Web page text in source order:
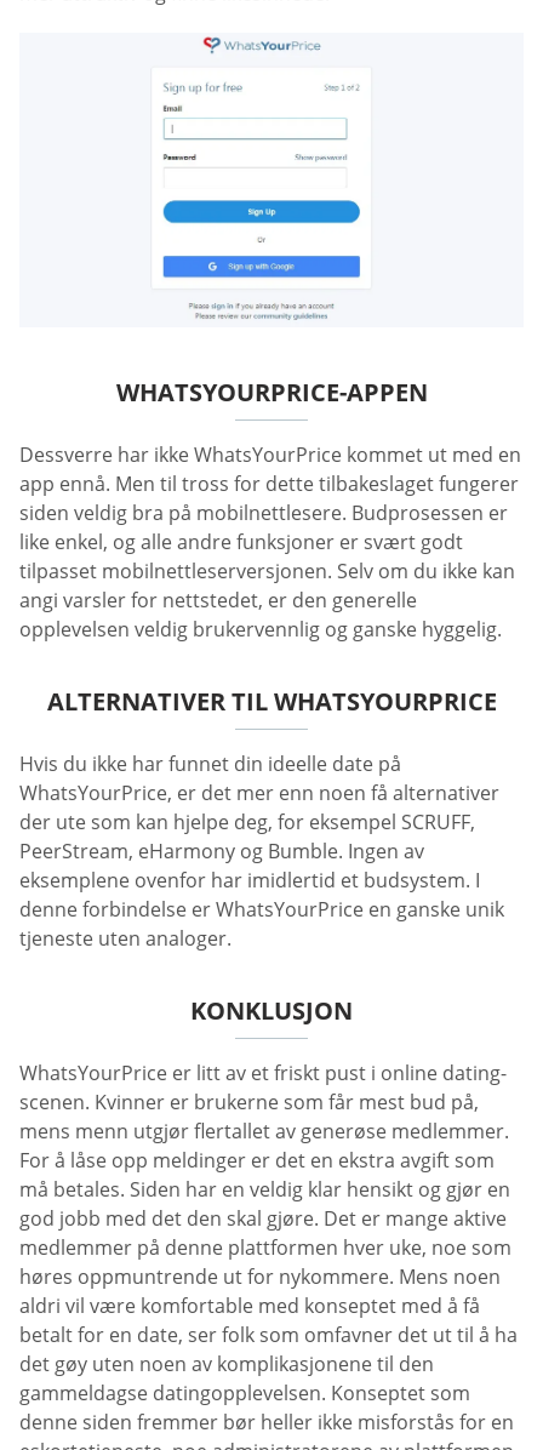
WHATSYOURPRICE-APPEN
Dessverre har ikke WhatsYourPrice kommet ut med en
app ennå. Men til tross for dette tilbakeslaget fungerer
siden veldig bra på mobilnettlesere. Budprosessen er
like enkel, og alle andre funksjoner er svært godt
tilpasset mobilnettleserversjonen. Selv om du ikke kan
angi varsler for nettstedet, er den generelle
opplevelsen veldig brukervennlig og ganske hyggelig.
ALTERNATIVER TIL WHATSYOURPRICE
Hvis du ikke har funnet din ideelle date på
WhatsYourPrice, er det mer enn noen få alternativer
der ute som kan hjelpe deg, for eksempel SCRUFF,
PeerStream, eHarmony og Bumble. Ingen av
eksemplene ovenfor har imidlertid et budsystem. I
denne forbindelse er WhatsYourPrice en ganske unik
tjeneste uten analoger.
KONKLUSJON
WhatsYourPrice er litt av et friskt pust i online dating-
scenen. Kvinner er brukerne som får mest bud på,
mens menn utgjør flertallet av generøse medlemmer.
For å låse opp meldinger er det en ekstra avgift som
må betales. Siden har en veldig klar hensikt og gjør en
god jobb med det den skal gjøre. Det er mange aktive
medlemmer på denne plattformen hver uke, noe som
høres oppmuntrende ut for nykommere. Mens noen
aldri vil være komfortable med konseptet med å få
betalt for en date, ser folk som omfavner det ut til å ha
det gøy uten noen av komplikasjonene til den
gammeldagse datingopplevelsen. Konseptet som
denne siden fremmer bør heller ikke misforstås for en